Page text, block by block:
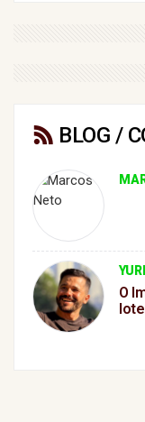
BLOG /
O